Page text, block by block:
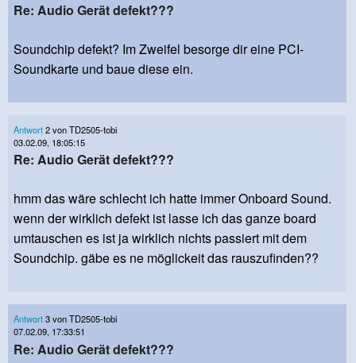
Re: Audio Gerät defekt???
Soundchip defekt? Im Zweifel besorge dir eine PCI-
Soundkarte und baue diese ein.
Antwort2 von TD2505-tobi
03.02.09, 18:05:15
Re: Audio Gerät defekt???
hmm das wäre schlecht ich hatte immer Onboard Sound.
wenn der wirklich defekt ist lasse ich das ganze board
umtauschen es ist ja wirklich nichts passiert mit dem
Soundchip. gäbe es ne möglickeit das rauszufinden??
Antwort3 von TD2505-tobi
07.02.09, 17:33:51
Re: Audio Gerät defekt???